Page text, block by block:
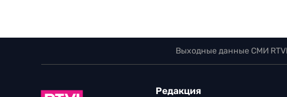
Выходные данные СМИ RTVI
Редакция